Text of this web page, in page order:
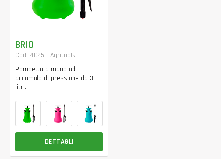
BRIO
Cod. 4025 - Agritools
Pompetta a mano ad
accumulo di pressione da 3
litri.
DETTAGLI